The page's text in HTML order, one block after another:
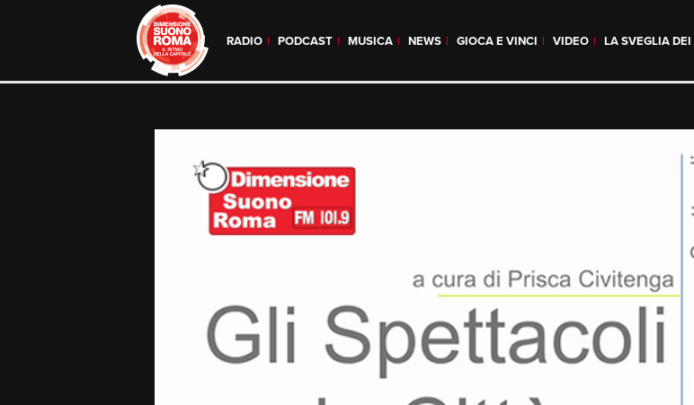
RADIO PODCAST MUSICA NEWS GIOCA E VINCI VIDEO LA SVEGLIA